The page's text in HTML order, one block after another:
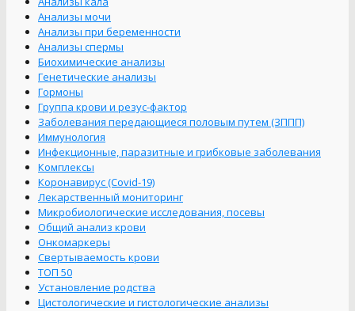
Анализы мочи
Анализы при беременности
Анализы спермы
Биохимические анализы
Генетические анализы
Гормоны
Группа крови и резус-фактор
Заболевания передающиеся половым путем (ЗППП)
Иммунология
Инфекционные, паразитные и грибковые заболевания
Комплексы
Коронавирус (Covid-19)
Лекарственный мониторинг
Микробиологические исследования, посевы
Общий анализ крови
Онкомаркеры
Свертываемость крови
ТОП 50
Установление родства
Цистологические и гистологические анализы